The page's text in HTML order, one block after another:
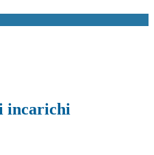
incarichi